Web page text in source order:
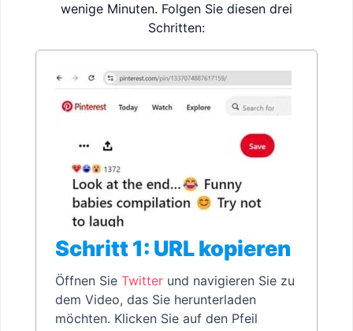
wenige Minuten. Folgen Sie diesen drei
Schritten:
Schritt 1: URL kopieren
Öffnen Sie Twitter und navigieren Sie zu
dem Video, das Sie herunterladen
möchten. Klicken Sie auf den Pfeil